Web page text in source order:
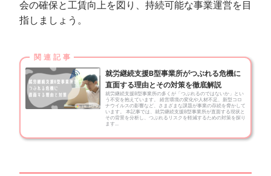
会の確保と工賃向上を図り、持続可能な事業運営を目
指しましょう。
就労継続支援B型事業所がつぶれる危機に
直面する理由とその対策を徹底解説
就労継続支援B型事業所の多くが「つぶれるのではないか」とい
う不安を抱えています。 経営環境の変化や人材不足、新型コロ
ナウイルスの影響など、さまざまな課題が事業の存続を脅かして
います。 本記事では、就労継続支援B型事業所が直面する現状と
その背景を分析し、つぶれるリスクを軽減するための対策を探り
ます...